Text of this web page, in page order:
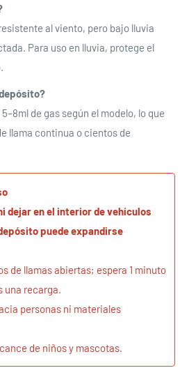
al viento, pero bajo lluvia
Para uso en lluvia, protege el
de gas según el modelo, lo que
llama continua o cientos de
dejar en el interior de vehículos
puede expandirse
de llamas abiertas; espera 1 minuto
una recarga.
personas ni materiales
de niños y mascotas.